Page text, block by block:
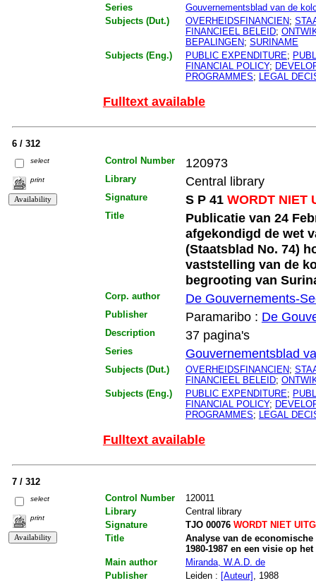
Series
Gouvernementsblad van de
Subjects (Dut.)
OVERHEIDSFINANCIEN;
FINANCIEEL BELEID;
BEPALINGEN; SURINAME
Subjects (Eng.)
PUBLIC EXPENDITURE;
FINANCIAL POLICY;
PROGRAMMES; LEGAL
Fulltext available
6 / 312
select
print
Control Number 120973
Library Central library
Signature S P 41WORDT NIET
Title
Publicatie van 24
afgekondigd de wet
(Staatsblad No. 74)
vaststelling van de
begrooting van
Corp. author De Gouvernements-
Publisher Paramaribo : De
Description 37 pagina's
Series Gouvernementsblad
Subjects (Dut.) OVERHEIDSFINANCIEN;
FINANCIEEL BELEID;
Subjects (Eng.)
PUBLIC EXPENDITURE;
FINANCIAL POLICY;
PROGRAMMES; LEGAL
Fulltext available
7 / 312
select
print
Control Number
120011
Library
Central library
Signature
TJO 00076WORDT NIET
Title
Analyse van de
1980-1987 en een visie op
Main author
Miranda, W.A.D. de
Publisher
Leiden : [Auteur] , 1988